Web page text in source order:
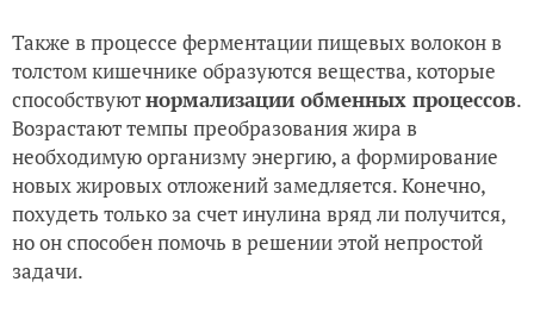
Также в процессе ферментации пищевых волокон в
толстом кишечнике образуются вещества, которые
способствуютнормализации обменных процессов.
Возрастают темпы преобразования жира в
необходимую организму энергию, а формирование
новых жировых отложений замедляется. Конечно,
похудеть только за счет инулина вряд ли получится,
но он способен помочь в решении этой непростой
задачи.